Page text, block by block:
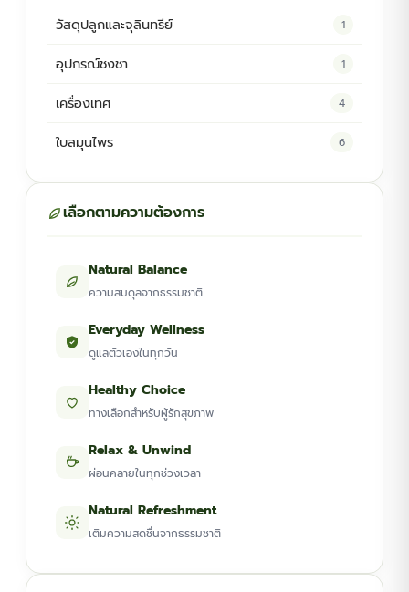
ต้นพันธุ์สมุนไพร 5
วัสดุปลูกและจุลินทรีย์ 1
อุปกรณ์ชงชา 1
เครื่องเทศ 4
ใบสมุนไพร 6
เลือกตามความต้องการ
Natural Balance
ความสมดุลจากธรรมชาติ
Everyday Wellness
ดูแลตัวเองในทุกวัน
Healthy Choice
ทางเลือกสำหรับผู้รักสุขภาพ
Relax & Unwind
ผ่อนคลายในทุกช่วงเวลา
Natural Refreshment
เติมความสดชื่นจากธรรมชาติ